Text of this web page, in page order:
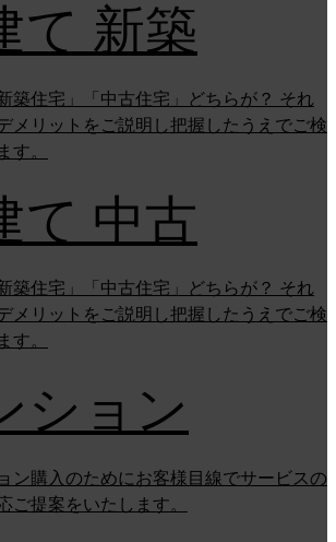
て 新築
築住宅」「中古住宅」どちらが？ それ
メリットをご説明し把握したうえでご検
す。
て 中古
築住宅」「中古住宅」どちらが？ それ
メリットをご説明し把握したうえでご検
す。
ション
ン購入のためにお客様目線でサービスの
ご提案をいたします。